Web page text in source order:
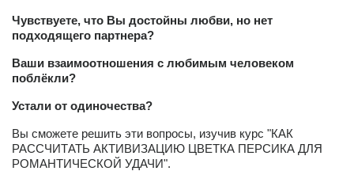
Чувствуете, что Вы достойны любви, но нет
подходящего партнера?
Ваши взаимоотношения с любимым человеком
поблёкли?
Устали от одиночества?
Вы сможете решить эти вопросы, изучив курс "КАК
РАССЧИТАТЬ АКТИВИЗАЦИЮ ЦВЕТКА ПЕРСИКА ДЛЯ
РОМАНТИЧЕСКОЙ УДАЧИ".